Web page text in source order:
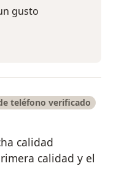
gusto
teléfono verificado
calidad
calidad y el